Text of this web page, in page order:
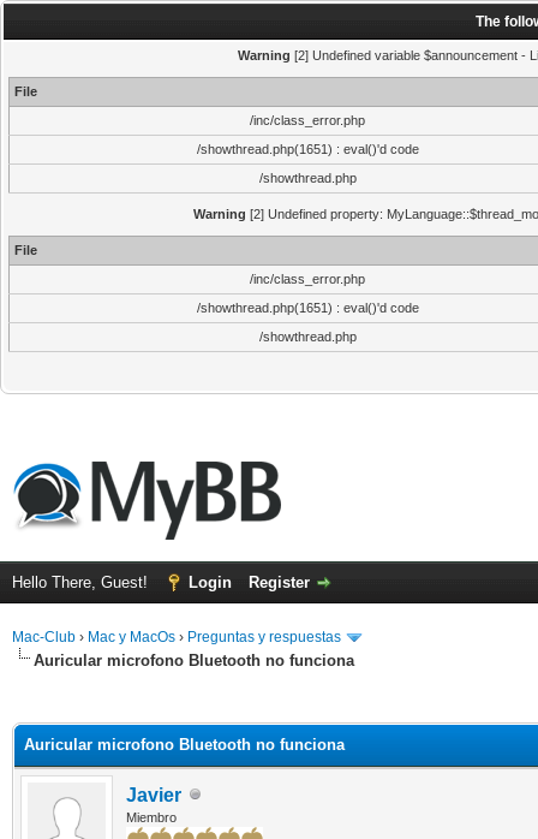
The
Warning [2] Undefined variable $announcement -
File
/inc/class_error.php
/showthread.php(1651) : eval()'d code
/showthread.php
Warning [2] Undefined property:
File
/inc/class_error.php
/showthread.php(1651) : eval()'d code
/showthread.php
Hello There, Guest! Login Register
Mac-Club › Mac y MacOs › Preguntas y respuestas
Auricular microfono Bluetooth no funciona
Auricular microfono Bluetooth no funciona
Javier
Miembro